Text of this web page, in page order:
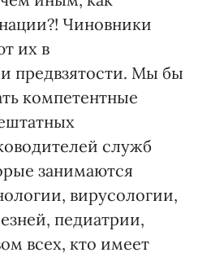
Чиновники
их в
предвзятости. Мы бы
компетентные
служб
занимаются
вирусологии,
педиатрии,
всех, кто имеет